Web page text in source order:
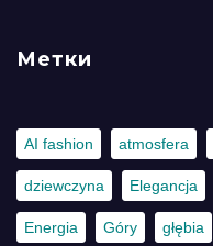
Метки
AI fashion atmosfera
dziewczyna Elegancja
Energia Góry głębia